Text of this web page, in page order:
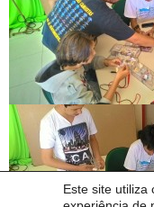
Este site utiliza